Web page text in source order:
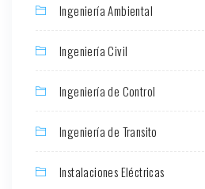
Ingeniería Ambiental
Ingeniería Civil
Ingeniería de Control
Ingeniería de Transito
Instalaciones Eléctricas